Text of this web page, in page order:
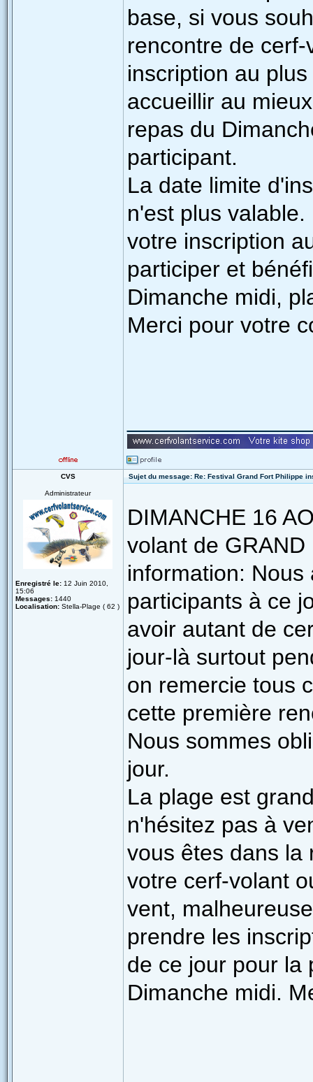
base, si vous
rencontre de
inscription au
accueillir au
repas du
participant.
La date limite
n'est plus
votre inscription
participer et
Dimanche midi,
Merci pour votre
CVS Sujet du message: Re: Festival Grand Fort Philippe
Administrateur
Enregistré le: 12 Juin 2010,
15:06
Messages: 1440
Localisation: Stella-Plage ( 62 )
DIMANCHE 16
volant de
information:
participants à ce
avoir autant de
jour-là surtout
on remercie tous
cette première
Nous sommes
jour.
La plage est
n'hésitez pas à
vous êtes dans la
votre cerf-volant
vent,
prendre les
de ce jour pour la
Dimanche midi.